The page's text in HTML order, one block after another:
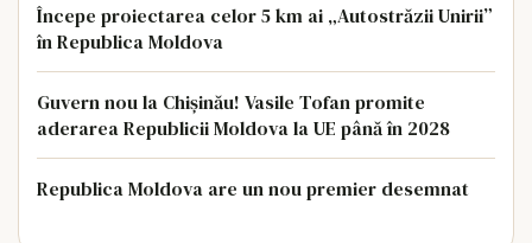
Începe proiectarea celor 5 km ai „Autostrăzii Unirii”
în Republica Moldova
Guvern nou la Chișinău! Vasile Tofan promite
aderarea Republicii Moldova la UE până în 2028
Republica Moldova are un nou premier desemnat